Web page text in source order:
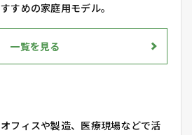
すすめの家庭用モデル。
一覧を見る
オフィスや製造、医療現場などで活